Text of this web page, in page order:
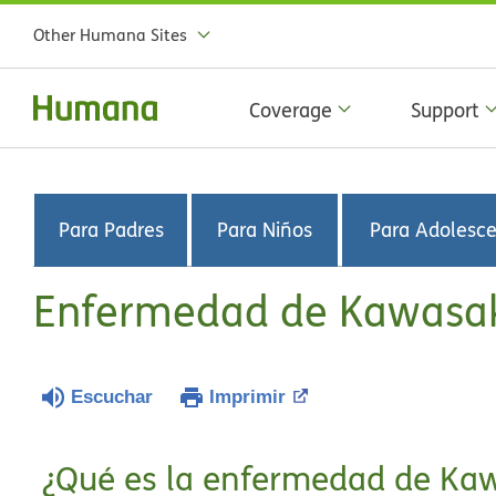
Other Humana Sites
Coverage Support
Para Padres Para Niños Para
Enfermedad de
Escuchar Imprimir
¿Qué es la enfermedad de